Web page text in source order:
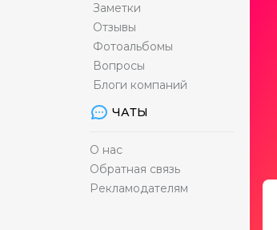
Заметки
Отзывы
Фотоальбомы
Вопросы
Блоги компаний
ЧАТЫ
О нас
Обратная связь
Рекламодателям